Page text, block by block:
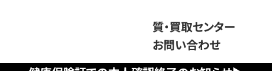
質・買取センター
お問い合わせ